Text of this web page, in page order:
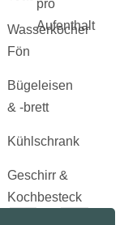
Wasserkocher
Fön
Bügeleisen
& -brett
Kühlschrank
Geschirr &
Kochbesteck​
pro
Aufenthalt